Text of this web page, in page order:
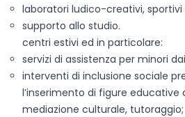
laboratori ludico-creativi, sportivi
supporto allo studio.
centri estivi ed in particolare:
servizi di assistenza per minori
interventi di inclusione sociale
l’inserimento di figure
mediazione culturale, tutoraggio;